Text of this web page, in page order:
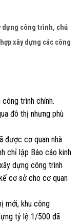
dựng công trình, chủ
xây dựng các công
trình chính.
đô thị nhưng phù
được cơ quan nhà
chỉ lập Báo cáo kinh
dựng công trình
cơ sở cho cơ quan
mới, khu công
tỷ lệ 1/500 đã